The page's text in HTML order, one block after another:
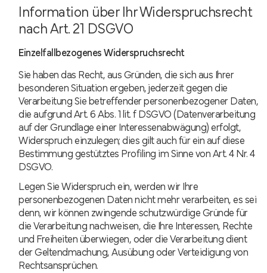
Information über Ihr Widerspruchsrecht
nach Art. 21 DSGVO
Einzelfallbezogenes Widerspruchsrecht
Sie haben das Recht, aus Gründen, die sich aus Ihrer
besonderen Situation ergeben, jederzeit gegen die
Verarbeitung Sie betreffender personenbezogener Daten,
die aufgrund Art. 6 Abs. 1 lit. f DSGVO (Datenverarbeitung
auf der Grundlage einer Interessenabwägung) erfolgt,
Widerspruch einzulegen; dies gilt auch für ein auf diese
Bestimmung gestütztes Profiling im Sinne von Art. 4 Nr. 4
DSGVO.
Legen Sie Widerspruch ein, werden wir Ihre
personenbezogenen Daten nicht mehr verarbeiten, es sei
denn, wir können zwingende schutzwürdige Gründe für
die Verarbeitung nachweisen, die Ihre Interessen, Rechte
und Freiheiten überwiegen, oder die Verarbeitung dient
der Geltendmachung, Ausübung oder Verteidigung von
Rechtsansprüchen.